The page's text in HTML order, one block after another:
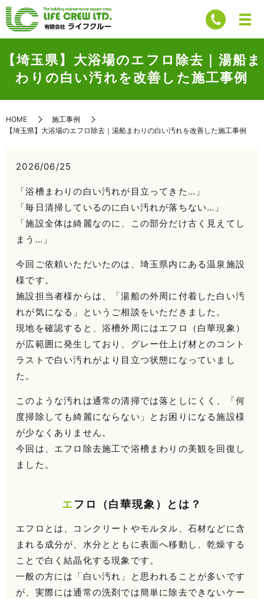
【埼玉県】大浴場のエフロ除去｜湯船ま
わりの白い汚れを改善した施工事例
HOME
施工事例
【埼玉県】大浴場のエフロ除去｜湯船まわりの白い汚れを改善した施工事例
2026/06/25
「浴槽まわりの白い汚れが目立ってきた…」
「毎日清掃しているのに白い汚れが落ちない…」
「施設全体は綺麗なのに、この部分だけ古く見えてし
まう…」
今回ご依頼いただいたのは、埼玉県内にある温泉施設
様です。
施設担当者様からは、
「湯船の外周に付着した白い汚
れが気になる」
というご相談をいただきました。
現地を確認すると、浴槽外周にはエフロ（白華現象）
が広範囲に発生しており、グレー仕上げ材とのコント
ラストで白い汚れがより目立つ状態になっていまし
た。
このような汚れは通常の清掃では落としにくく、「何
度掃除しても綺麗にならない」とお困りになる施設様
が少なくありません。
今回は、エフロ除去施工で浴槽まわりの美観を回復し
ました。
エフロ（白華現象）とは？
エフロとは、コンクリートやモルタル、石材などに含
まれる成分が、水分とともに表面へ移動し、乾燥する
ことで白く結晶化する現象です。
一般の方には「白い汚れ」と思われることが多いです
が、実際には通常の洗剤では簡単に除去できないケー